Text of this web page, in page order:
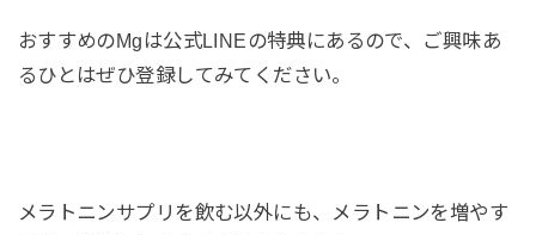
おすすめのMgは公式LINEの特典にあるので、ご興味あ
るひとはぜひ登録してみてください。
メラトニンサプリを飲む以外にも、メラトニンを増やす